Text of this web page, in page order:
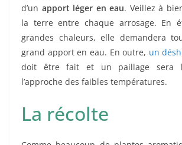
d’un apport léger en eau. Veillez à
la terre entre chaque arrosage. En
grandes chaleurs, elle demandera
grand apport en eau. En outre, un
doit être fait et un paillage sera
l’approche des faibles températures.
La récolte